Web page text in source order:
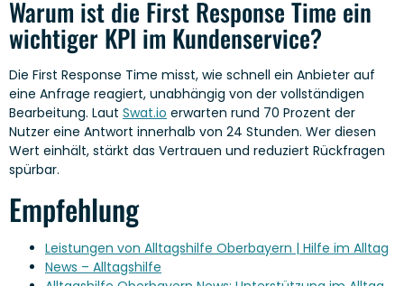
Warum ist die First Response Time ein
wichtiger KPI im Kundenservice?
Die First Response Time misst, wie schnell ein Anbieter auf
eine Anfrage reagiert, unabhängig von der vollständigen
Bearbeitung. Laut Swat.io erwarten rund 70 Prozent der
Nutzer eine Antwort innerhalb von 24 Stunden. Wer diesen
Wert einhält, stärkt das Vertrauen und reduziert Rückfragen
spürbar.
Empfehlung
Leistungen von Alltagshilfe Oberbayern | Hilfe im Alltag
News – Alltagshilfe